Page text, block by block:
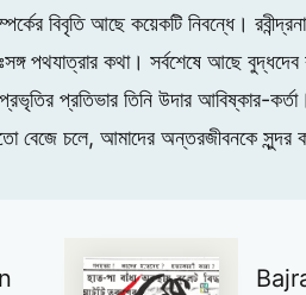
সম্পর্কের বিবৃতি আছে কয়েকটি নিবন্ধে।
পথযাত্রার কথা। সর্বশেষে আছে
প্রতিভার তিনি উদার আবিষ্কার-
বেজে চলে, আমাদের অন্তরজীবনকে